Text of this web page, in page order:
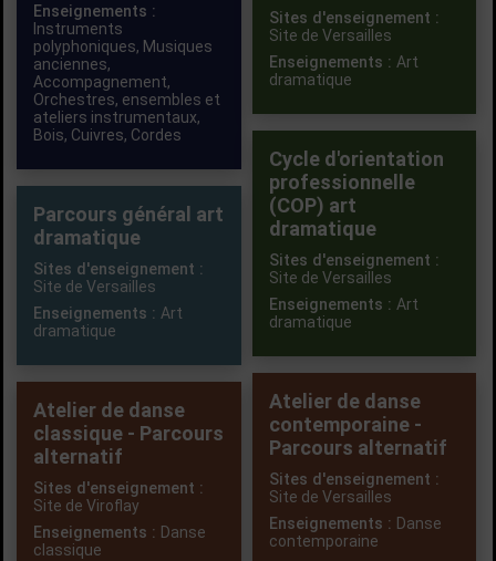
Enseignements :
Instruments
polyphoniques, Musiques
anciennes,
Accompagnement,
Orchestres, ensembles et
ateliers instrumentaux,
Bois, Cuivres, Cordes
Sites d'enseignement :
Site de Versailles
Enseignements : Art
dramatique
Cycle d'orientation
professionnelle
(COP) art
dramatique
Sites d'enseignement :
Site de Versailles
Enseignements : Art
dramatique
Parcours général art
dramatique
Sites d'enseignement :
Site de Versailles
Enseignements : Art
dramatique
Atelier de danse
contemporaine -
Parcours alternatif
Sites d'enseignement :
Site de Versailles
Enseignements : Danse
contemporaine
Atelier de danse
classique - Parcours
alternatif
Sites d'enseignement :
Site de Viroflay
Enseignements : Danse
classique